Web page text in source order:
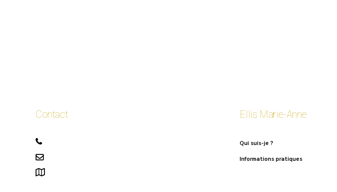
Contact Ellis Marie-Anne
Qui suis-je ?
Informations pratiques